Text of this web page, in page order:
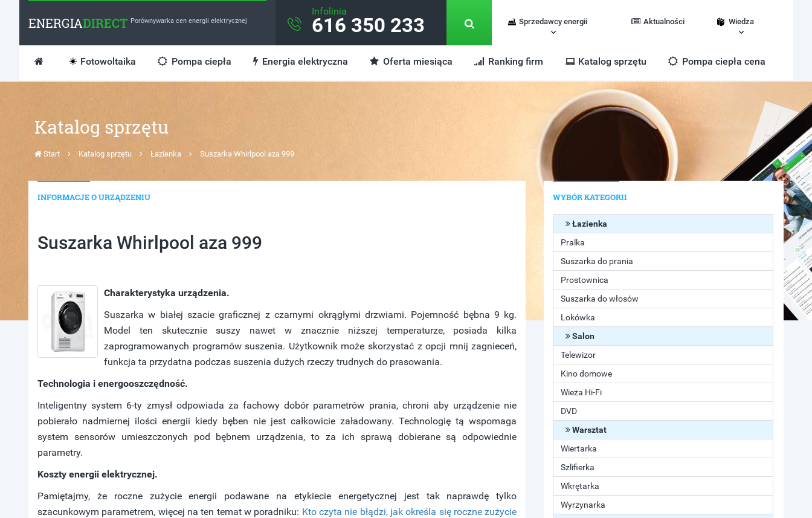
ENERGIADIRECT Porównywarka cen energii elektrycznej
Infolinia
616 350 233 Sprzedawcy energii Aktualności Wiedza
Fotowoltaika Pompa ciepła Energia elektryczna Oferta miesiąca Ranking firm Katalog sprzętu Pompa ciepła cena
Katalog sprzętu
Start Katalog sprzętu Łazienka Suszarka Whirlpool aza 999
INFORMACJE O URZĄDZENIU
Suszarka Whirlpool aza 999
Charakterystyka urządzenia.
Suszarka w białej szacie graficznej z czarnymi okrągłymi drzwiami. Pojemność bębna 9 kg.
Model ten skutecznie suszy nawet w znacznie niższej temperaturze, posiada kilka
zaprogramowanych programów suszenia. Użytkownik może skorzystać z opcji mnij zagnieceń,
funkcja ta przydatna podczas suszenia dużych rzeczy trudnych do prasowania.
Technologia i energooszczędność.
Inteligentny system 6-ty zmysł odpowiada za fachowy dobór parametrów prania, chroni aby urządzenie nie
pobierało nadmiernej ilości energii kiedy bęben nie jest całkowicie załadowany. Technologię tą wspomaga
system sensorów umieszczonych pod bębnem urządzenia, to za ich sprawą dobierane są odpowiednie
parametry.
Koszty energii elektrycznej.
Pamiętajmy, że roczne zużycie energii podawane na etykiecie energetycznej jest tak naprawdę tylko
szacunkowym parametrem, więcej na ten temat w poradniku: Kto czyta nie błądzi, jak określa się roczne zużycie
WYBÓR KATEGORII
Łazienka
Pralka
Suszarka do prania
Prostownica
Suszarka do włosów
Lokówka
Salon
Telewizor
Kino domowe
Wieża Hi-Fi
DVD
Warsztat
Wiertarka
Szlifierka
Wkrętarka
Wyrzynarka